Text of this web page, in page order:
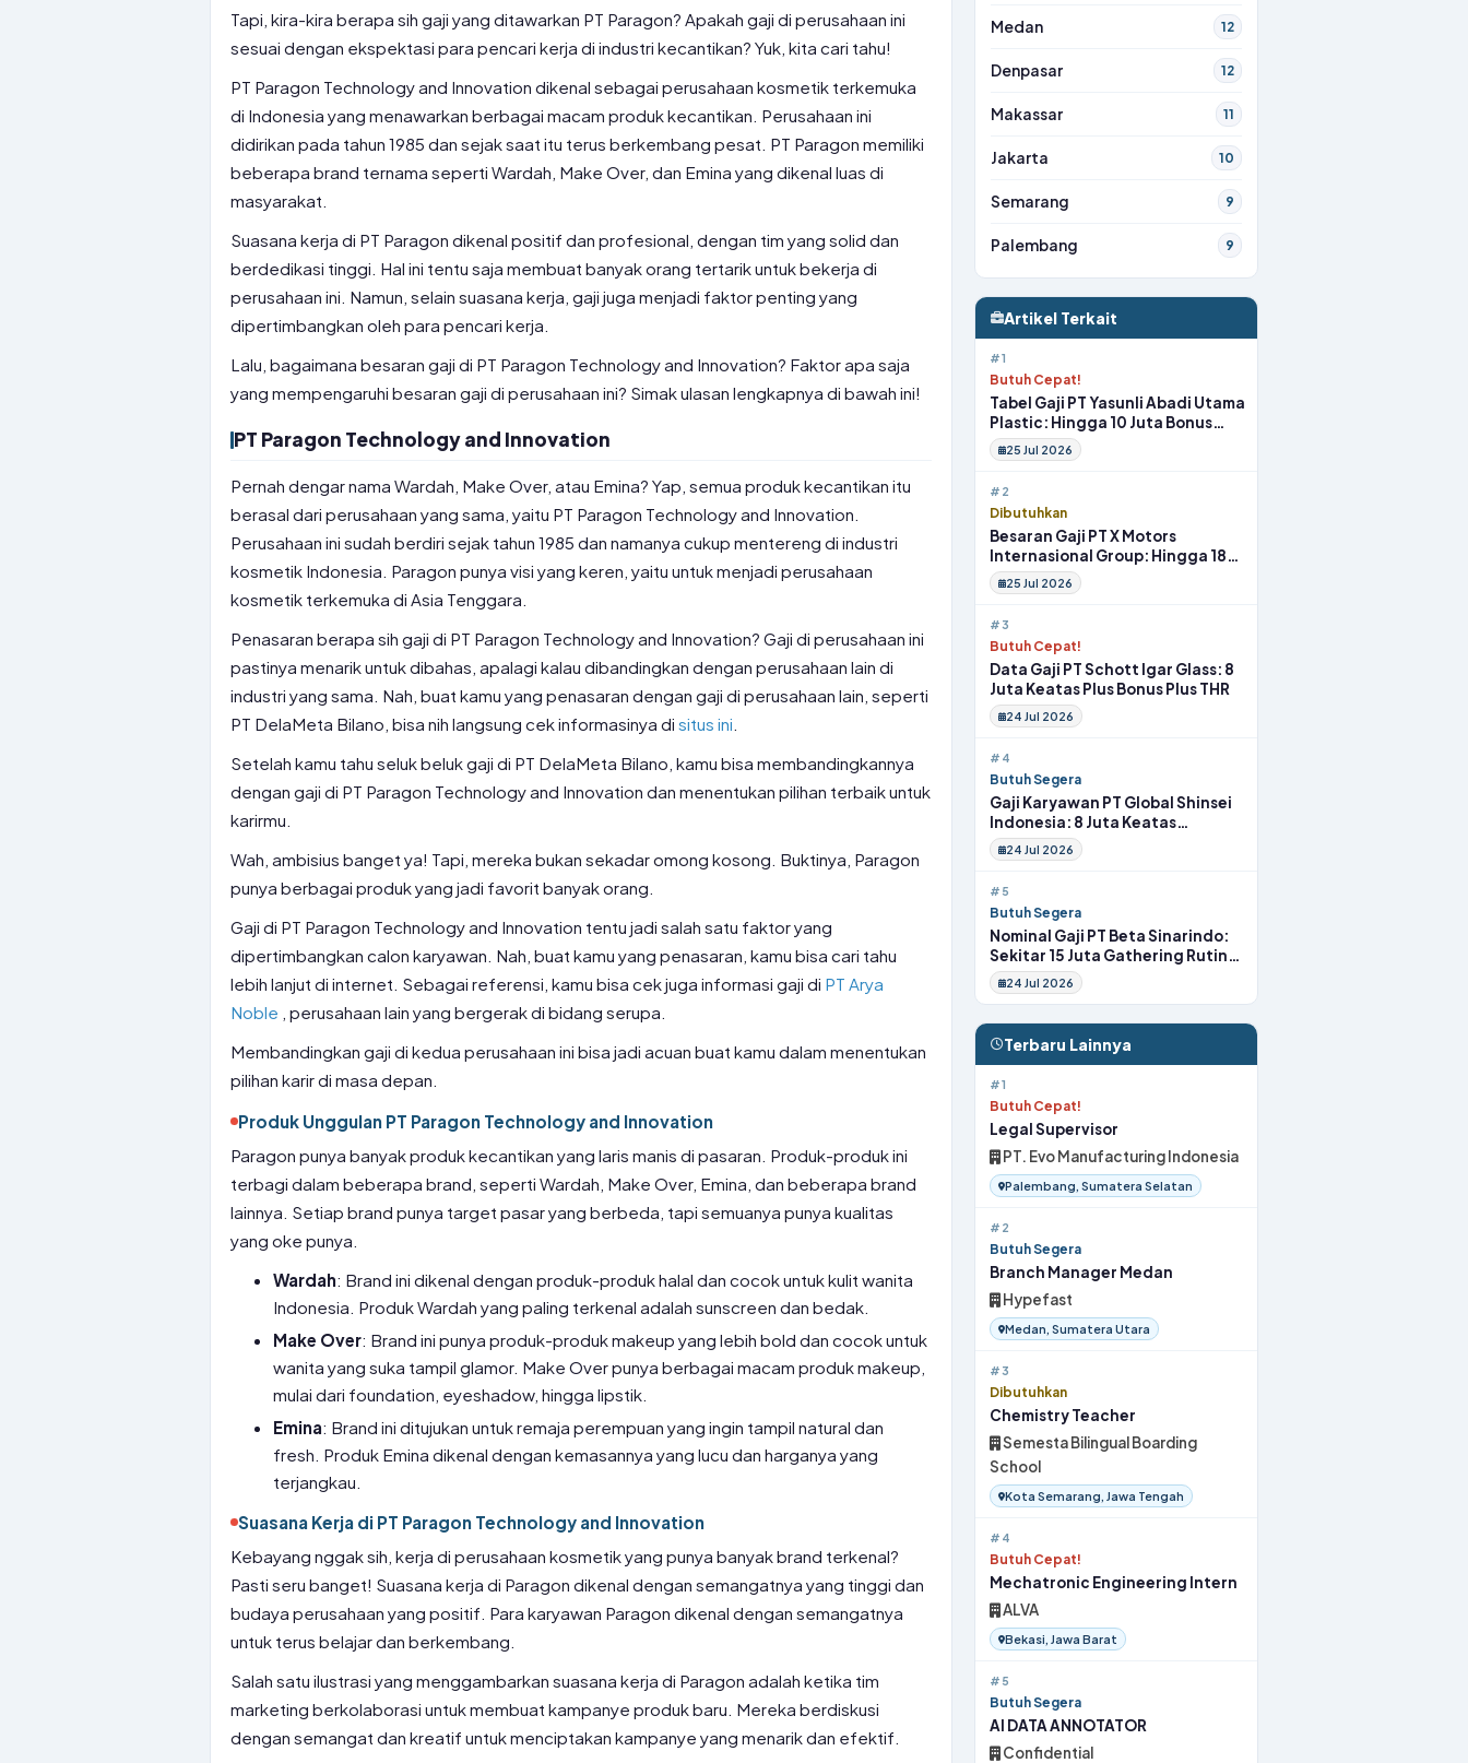
Tapi, kira-kira berapa sih gaji yang ditawarkan PT Paragon? Apakah gaji di perusahaan ini
sesuai dengan ekspektasi para pencari kerja di industri kecantikan? Yuk, kita cari tahu!
PT Paragon Technology and Innovation dikenal sebagai perusahaan kosmetik terkemuka
di Indonesia yang menawarkan berbagai macam produk kecantikan. Perusahaan ini
didirikan pada tahun 1985 dan sejak saat itu terus berkembang pesat. PT Paragon memiliki
beberapa brand ternama seperti Wardah, Make Over, dan Emina yang dikenal luas di
masyarakat.
Suasana kerja di PT Paragon dikenal positif dan profesional, dengan tim yang solid dan
berdedikasi tinggi. Hal ini tentu saja membuat banyak orang tertarik untuk bekerja di
perusahaan ini. Namun, selain suasana kerja, gaji juga menjadi faktor penting yang
dipertimbangkan oleh para pencari kerja.
Lalu, bagaimana besaran gaji di PT Paragon Technology and Innovation? Faktor apa saja
yang mempengaruhi besaran gaji di perusahaan ini? Simak ulasan lengkapnya di bawah ini!
PT Paragon Technology and Innovation
Pernah dengar nama Wardah, Make Over, atau Emina? Yap, semua produk kecantikan itu
berasal dari perusahaan yang sama, yaitu PT Paragon Technology and Innovation.
Perusahaan ini sudah berdiri sejak tahun 1985 dan namanya cukup mentereng di industri
kosmetik Indonesia. Paragon punya visi yang keren, yaitu untuk menjadi perusahaan
kosmetik terkemuka di Asia Tenggara.
Penasaran berapa sih gaji di PT Paragon Technology and Innovation? Gaji di perusahaan ini
pastinya menarik untuk dibahas, apalagi kalau dibandingkan dengan perusahaan lain di
industri yang sama. Nah, buat kamu yang penasaran dengan gaji di perusahaan lain, seperti
PT DelaMeta Bilano, bisa nih langsung cek informasinya di situs ini
Setelah kamu tahu seluk beluk gaji di PT DelaMeta Bilano, kamu bisa membandingkannya
dengan gaji di PT Paragon Technology and Innovation dan menentukan pilihan terbaik untuk
karirmu.
Wah, ambisius banget ya! Tapi, mereka bukan sekadar omong kosong. Buktinya, Paragon
punya berbagai produk yang jadi favorit banyak orang.
Gaji di PT Paragon Technology and Innovation tentu jadi salah satu faktor yang
dipertimbangkan calon karyawan. Nah, buat kamu yang penasaran, kamu bisa cari tahu
lebih lanjut di internet. Sebagai referensi, kamu bisa cek juga informasi gaji di PT Arya
Noble , perusahaan lain yang bergerak di bidang serupa.
Membandingkan gaji di kedua perusahaan ini bisa jadi acuan buat kamu dalam menentukan
pilihan karir di masa depan.
Produk Unggulan PT Paragon Technology and Innovation
Paragon punya banyak produk kecantikan yang laris manis di pasaran. Produk-produk ini
terbagi dalam beberapa brand, seperti Wardah, Make Over, Emina, dan beberapa brand
lainnya. Setiap brand punya target pasar yang berbeda, tapi semuanya punya kualitas
yang oke punya.
Wardah: Brand ini dikenal dengan produk-produk halal dan cocok untuk kulit wanita
Indonesia. Produk Wardah yang paling terkenal adalah sunscreen dan bedak.
Make Over: Brand ini punya produk-produk makeup yang lebih bold dan cocok untuk
wanita yang suka tampil glamor. Make Over punya berbagai macam produk makeup,
mulai dari foundation, eyeshadow, hingga lipstik.
Emina: Brand ini ditujukan untuk remaja perempuan yang ingin tampil natural dan
fresh. Produk Emina dikenal dengan kemasannya yang lucu dan harganya yang
terjangkau.
Suasana Kerja di PT Paragon Technology and Innovation
Kebayang nggak sih, kerja di perusahaan kosmetik yang punya banyak brand terkenal?
Pasti seru banget! Suasana kerja di Paragon dikenal dengan semangatnya yang tinggi dan
budaya perusahaan yang positif. Para karyawan Paragon dikenal dengan semangatnya
untuk terus belajar dan berkembang.
Salah satu ilustrasi yang menggambarkan suasana kerja di Paragon adalah ketika tim
marketing berkolaborasi untuk membuat kampanye produk baru. Mereka berdiskusi
dengan semangat dan kreatif untuk menciptakan kampanye yang menarik dan efektif.
Medan 12
Denpasar 12
Makassar 11
Jakarta 10
Semarang 9
Palembang 9
Artikel Terkait
#1
Butuh Cepat!
Tabel Gaji PT Yasunli Abadi Utama
Plastic: Hingga 10 Juta Bonus
Melimpah Lengkap Tunjangan
25 Jul 2026
#2
Dibutuhkan
Besaran Gaji PT X Motors
Internasional Group: Hingga 18
Juta Gym Membership Makan
Siang
25 Jul 2026
#3
Butuh Cepat!
Data Gaji PT Schott Igar Glass: 8
Juta Keatas Plus Bonus Plus THR
24 Jul 2026
#4
Butuh Segera
Gaji Karyawan PT Global Shinsei
Indonesia: 8 Juta Keatas
Tunjangan Komplit Uang
Transport
24 Jul 2026
#5
Butuh Segera
Nominal Gaji PT Beta Sinarindo:
Sekitar 15 Juta Gathering Rutin
Insentif Rutin
24 Jul 2026
Terbaru Lainnya
#1
Butuh Cepat!
Legal Supervisor
PT. Evo Manufacturing Indonesia
Palembang, Sumatera Selatan
#2
Butuh Segera
Branch Manager Medan
Hypefast
Medan, Sumatera Utara
#3
Dibutuhkan
Chemistry Teacher
Semesta Bilingual Boarding
School
Kota Semarang, Jawa Tengah
#4
Butuh Cepat!
Mechatronic Engineering Intern
ALVA
Bekasi, Jawa Barat
#5
Butuh Segera
AI DATA ANNOTATOR
Confidential